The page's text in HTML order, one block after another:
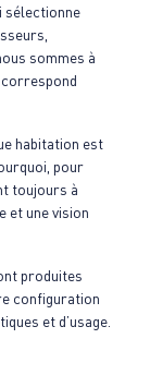
sélectionne
sommes à
habitation est
pour
toujours à
et une vision
produites
configuration
et d’usage.